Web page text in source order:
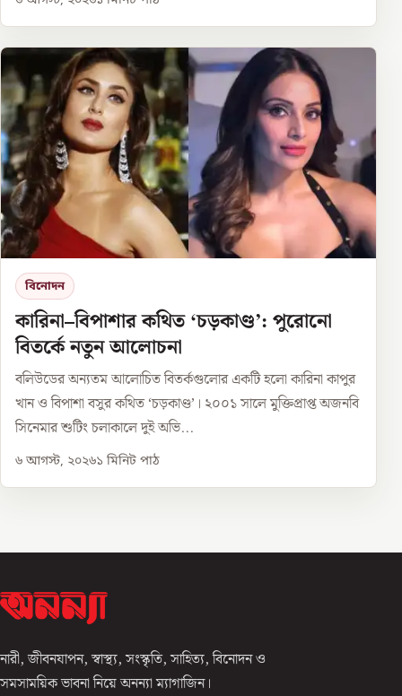
বিনোদন
কারিনা–বিপাশার কথিত ‘চড়কাণ্ড’: পুরোনো
বিতর্কে নতুন আলোচনা
বলিউডের অন্যতম আলোচিত বিতর্কগুলোর একটি হলো কারিনা কাপুর
খান ও বিপাশা বসুর কথিত ‘চড়কাণ্ড’। ২০০১ সালে মুক্তিপ্রাপ্ত অজনবি
সিনেমার শুটিং চলাকালে দুই অভি...
৬ আগস্ট, ২০২৬১ মিনিট পাঠ
নারী, জীবনযাপন, স্বাস্থ্য, সংস্কৃতি, সাহিত্য, বিনোদন ও
সমসাময়িক ভাবনা নিয়ে অনন্যা ম্যাগাজিন।